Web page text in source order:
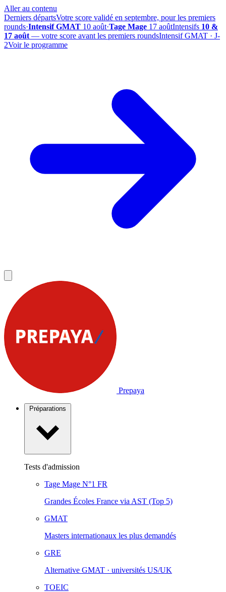
Aller au contenu
Derniers départsVotre score validé en septembre, pour les premiers
rounds·Intensif GMAT 10 août·Tage Mage 17 aoûtIntensifs 10 &
17 août — votre score avant les premiers roundsIntensif GMAT · J-
2Voir le programme
Prepaya
Tests d'admission
Tage Mage N°1 FR
Grandes Écoles France via AST (Top 5)
GMAT
Masters internationaux les plus demandés
GRE
Alternative GMAT · universités US/UK
TOEIC